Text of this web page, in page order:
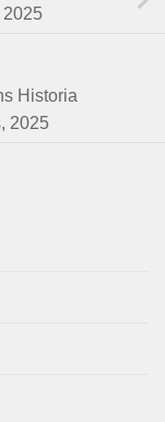
2025
Historia
2025